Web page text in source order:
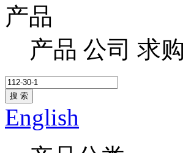
产品
产品 公司 求购
搜 索
English